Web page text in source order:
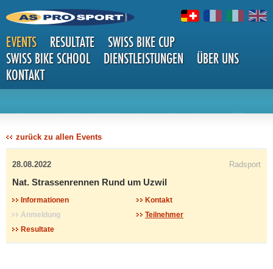
EVENTS RESULTATE
SWISS BIKE CUP
SWISS BIKE SCHOOL
DIENSTLEISTUNGEN
ÜBER UNS
KONTAKT
DETAILS
zurück zu allen Events
28.08.2022 Radsport
Nat. Strassenrennen Rund um Uzwil
Informationen
Kontakt
Anmeldung
Teilnehmer
Resultate